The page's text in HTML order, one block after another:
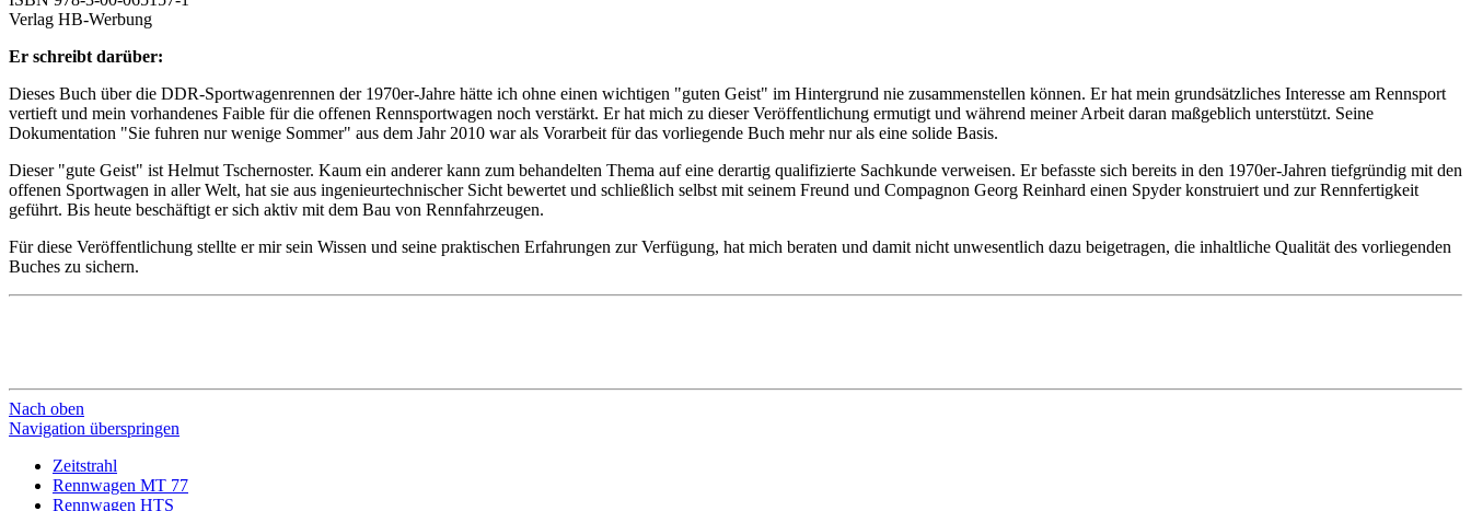
Verlag HB-Werbung
Er schreibt darüber:
Dieses Buch über die DDR-Sportwagenrennen der 1970er-Jahre hätte ich ohne einen wichtigen "guten Geist" im Hintergrund nie zusammenstellen können. Er hat mein grundsätzliches Interesse am Rennsport
vertieft und mein vorhandenes Faible für die offenen Rennsportwagen noch verstärkt. Er hat mich zu dieser Veröffentlichung ermutigt und während meiner Arbeit daran maßgeblich unterstützt. Seine
Dokumentation "Sie fuhren nur wenige Sommer" aus dem Jahr 2010 war als Vorarbeit für das vorliegende Buch mehr nur als eine solide Basis.
Dieser "gute Geist" ist Helmut Tschernoster. Kaum ein anderer kann zum behandelten Thema auf eine derartig qualifizierte Sachkunde verweisen. Er befasste sich bereits in den 1970er-Jahren tiefgründig mit den
offenen Sportwagen in aller Welt, hat sie aus ingenieurtechnischer Sicht bewertet und schließlich selbst mit seinem Freund und Compagnon Georg Reinhard einen Spyder konstruiert und zur Rennfertigkeit
geführt. Bis heute beschäftigt er sich aktiv mit dem Bau von Rennfahrzeugen.
Für diese Veröffentlichung stellte er mir sein Wissen und seine praktischen Erfahrungen zur Verfügung, hat mich beraten und damit nicht unwesentlich dazu beigetragen, die inhaltliche Qualität des vorliegenden
Buches zu sichern.
Nach oben
Navigation überspringen
Zeitstrahl
Rennwagen MT 77
Rennwagen HTS